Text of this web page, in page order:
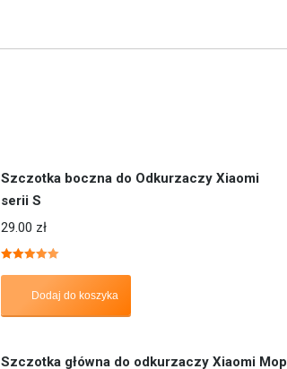
Szczotka boczna do Odkurzaczy Xiaomi
serii S
29.00 zł
5.00
Dodaj do koszyka
Szczotka główna do odkurzaczy Xiaomi Mop